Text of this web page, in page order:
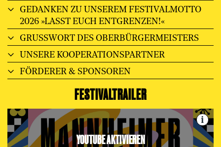
GEDANKEN ZU UNSEREM FESTIVALMOTTO
2026 »LASST EUCH ENTGRENZEN!«
GRUSSWORT DES OBERBÜRGERMEISTERS
UNSERE KOOPERATIONSPARTNER
FÖRDERER & SPONSOREN
FESTIVALTRAILER
YOUTUBE AKTIVIEREN
i